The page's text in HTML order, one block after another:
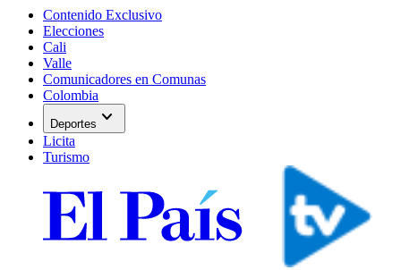
Contenido Exclusivo
Elecciones
Cali
Valle
Comunicadores en Comunas
Colombia
Deportes expand_more
Licita
Turismo